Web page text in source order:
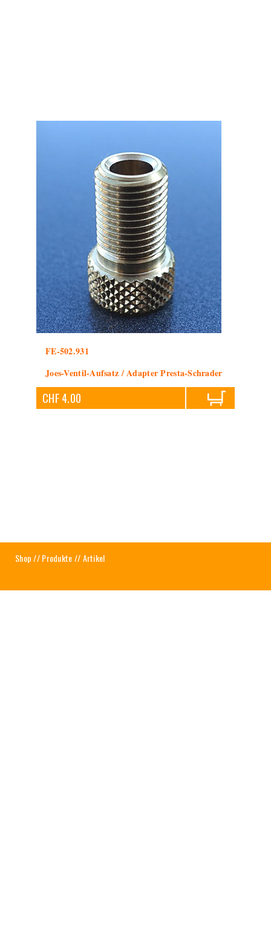
FE-502.931
Joes-Ventil-Aufsatz / Adapter Presta-Schrader
CHF 4.00
Shop//Produkte// Artikel